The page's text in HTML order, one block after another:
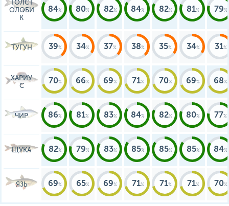
ТОЛСТ
ОЛОБИ
К
84 80 82 84 82 81 79
ТУГУН 39 34 37 38 35 34 31
ХАРИУ
С
70 66 69 71 70 69 68
ЧИР 86 81 83 84 82 80 77
ЩУКА 82 79 83 85 85 85 84
ЯЗЬ 69 65 69 71 71 71 70